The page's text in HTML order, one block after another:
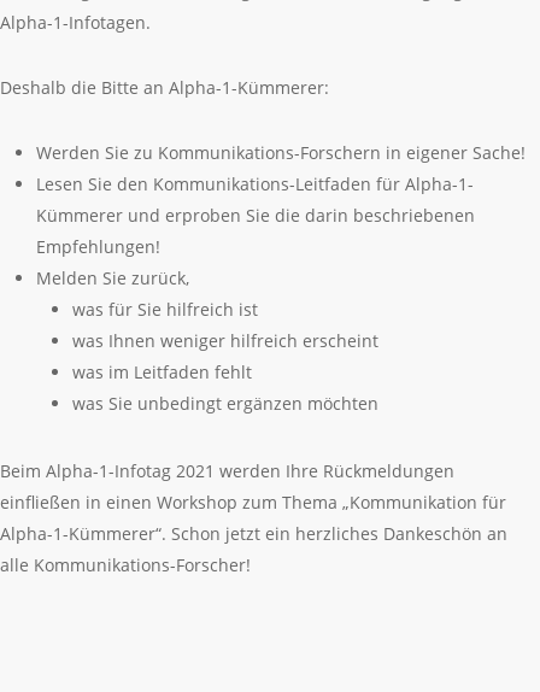
Alpha-1-Infotagen.
Deshalb die Bitte an Alpha-1-Kümmerer:
Werden Sie zu Kommunikations-Forschern in eigener Sache!
Lesen Sie den Kommunikations-Leitfaden für Alpha-1-
Kümmerer und erproben Sie die darin beschriebenen
Empfehlungen!
Melden Sie zurück,
was für Sie hilfreich ist
was Ihnen weniger hilfreich erscheint
was im Leitfaden fehlt
was Sie unbedingt ergänzen möchten
Beim Alpha-1-Infotag 2021 werden Ihre Rückmeldungen
einfließen in einen Workshop zum Thema „Kommunikation für
Alpha-1-Kümmerer“. Schon jetzt ein herzliches Dankeschön an
alle Kommunikations-Forscher!